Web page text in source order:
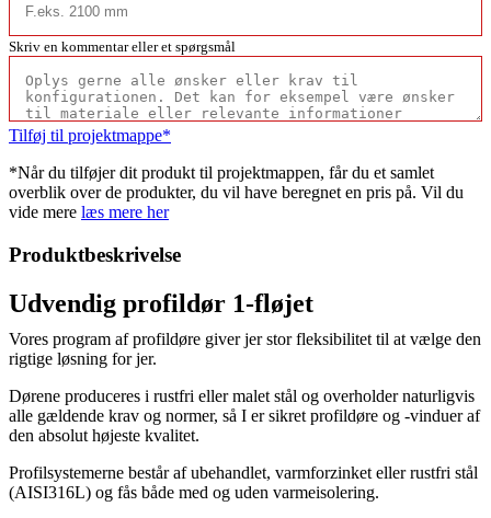
Skriv en kommentar eller et spørgsmål
Tilføj til projektmappe*
*Når du tilføjer dit produkt til projektmappen, får du et samlet
overblik over de produkter, du vil have beregnet en pris på. Vil du
vide mere læs mere her
Produktbeskrivelse
Udvendig profildør 1-fløjet
Vores program af profildøre giver jer stor fleksibilitet til at vælge den
rigtige løsning for jer.
Dørene produceres i rustfri eller malet stål og overholder naturligvis
alle gældende krav og normer, så I er sikret profildøre og -vinduer af
den absolut højeste kvalitet.
Profilsystemerne består af ubehandlet, varmforzinket eller rustfri stål
(AISI316L) og fås både med og uden varmeisolering.